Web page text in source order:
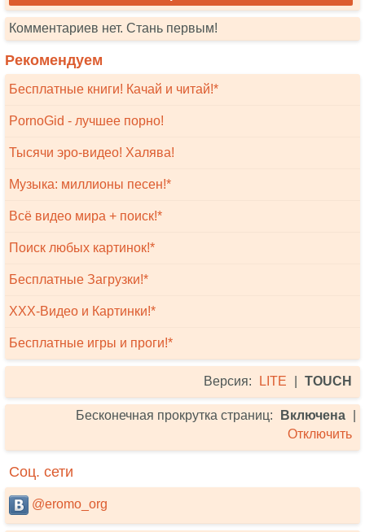
Комментариев нет. Стань первым!
Рекомендуем
Бесплатные книги! Качай и читай!*
PornoGid - лучшее порно!
Тысячи эро-видео! Халява!
Музыка: миллионы песен!*
Всё видео мира + поиск!*
Поиск любых картинок!*
Бесплатные Загрузки!*
XXX-Видео и Картинки!*
Бесплатные игры и проги!*
Версия: LITE TOUCH
Бесконечная прокрутка страниц: Включена
Отключить
Соц. сети
@eromo_org